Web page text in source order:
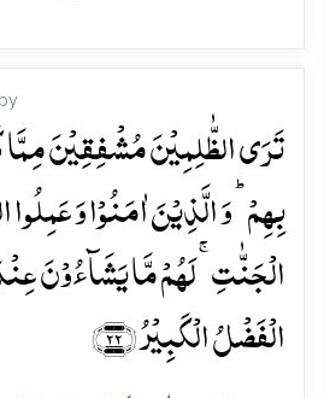
تَرَی الظّٰلِمِیۡنَ مُشۡفِقِیۡنَ مِمَّا
بِہِمۡ ؕ وَ الَّذِیۡنَ اٰمَنُوۡا وَ
الۡجَنّٰتِ ۚ لَہُمۡ مَّا یَشَآءُوۡنَ
الۡفَضۡلُ الۡکَبِیۡرُ ﴿۲۲﴾